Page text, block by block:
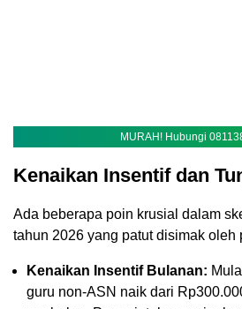
MURAH! Hubungi
Kenaikan Insentif dan
Ada beberapa poin krusial dalam
tahun 2026 yang patut disimak oleh
Kenaikan Insentif Bulanan:
guru non-ASN naik dari